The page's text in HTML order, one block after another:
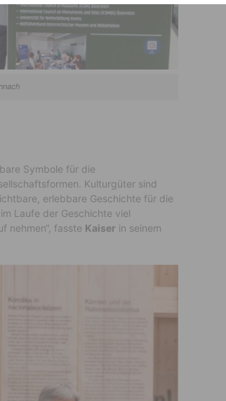
Symbole für die
Kulturgüter sind
erlebbare Geschichte für die
Laufe der Geschichte viel
nehmen“, fasste Kaiser in seinem